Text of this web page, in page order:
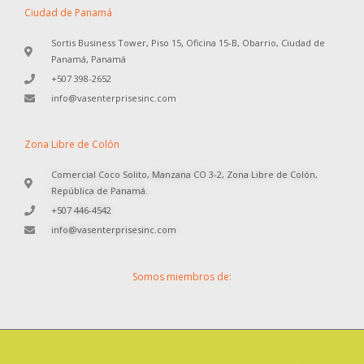
m
Ciudad de Panamá
Sortis Business Tower, Piso 15, Oficina 15-B, Obarrio, Ciudad de
Panamá, Panamá
+507 398-2652
info@vasenterprisesinc.com
Zona Libre de Colón
Comercial Coco Solito, Manzana CO 3-2, Zona Libre de Colón,
República de Panamá.
+507 446-4542
info@vasenterprisesinc.com
Somos miembros de: